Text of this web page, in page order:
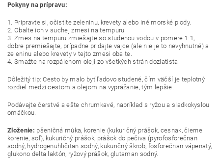
Pokyny na prípravu:
1. Pripravte si, očistite zeleninu, krevety alebo iné morské plody.
2. Obalte ich v suchej zmesi na tempuru.
3. Zmes na tempuru zmiešajte so studenou vodou v pomere 1:1,
dobre premiešajte, prípadne pridajte vajce (ale nie je to nevyhnutné) a
zeleninu alebo krevety v tejto zmesi obalte.
4. Smažte na rozpálenom oleji zo všetkých strán dozlatista.
Dôležitý tip: Cesto by malo byť ľadovo studené, čím väčší je teplotný
rozdiel medzi cestom a olejom na vyprážanie, tým lepšie.
Podávajte čerstvé a ešte chrumkavé, napríklad s ryžou a sladkokyslou
omáčkou.
Zloženie: pšeničná múka, korenie (kukuričný prášok, cesnak, čierne
korenie, soľ), kukuričný prášok, prášok do pečiva (pyrofosforečnan
sodný, hydrogenuhličitan sodný, kukuričný škrob, fosforečnan vápenatý,
glukono delta laktón, ryžový prášok, glutaman sodný.